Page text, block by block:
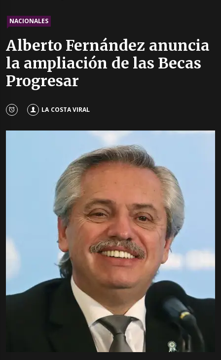
NACIONALES
Alberto Fernández anuncia
la ampliación de las Becas
Progresar
LA COSTA VIRAL